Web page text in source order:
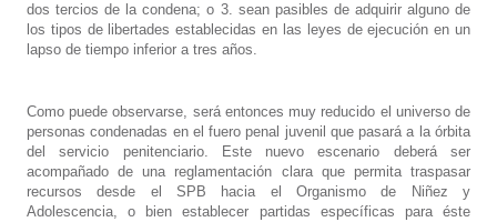
dos tercios de la condena; o 3. sean pasibles de adquirir alguno de
los tipos de libertades establecidas en las leyes de ejecución en un
lapso de tiempo inferior a tres años.
Como puede observarse, será entonces muy reducido el universo de
personas condenadas en el fuero penal juvenil que pasará a la órbita
del servicio penitenciario. Este nuevo escenario deberá ser
acompañado de una reglamentación clara que permita traspasar
recursos desde el SPB hacia el Organismo de Niñez y
Adolescencia, o bien establecer partidas específicas para éste